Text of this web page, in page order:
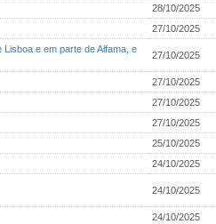
28/10/2025
27/10/2025
e em parte de Alfama, e
27/10/2025
27/10/2025
27/10/2025
27/10/2025
25/10/2025
24/10/2025
24/10/2025
24/10/2025